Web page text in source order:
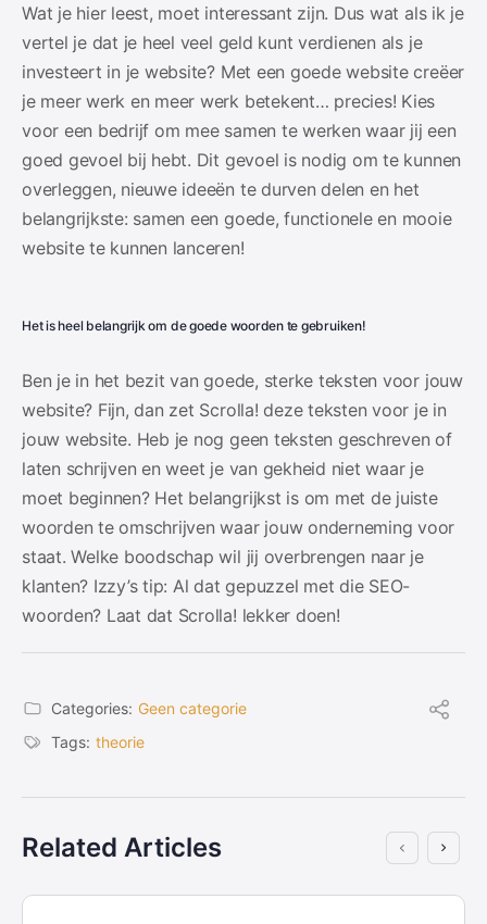
Wat je hier leest, moet interessant zijn. Dus wat als ik je
vertel je dat je heel veel geld kunt verdienen als je
investeert in je website? Met een goede website creëer
je meer werk en meer werk betekent… precies! Kies
voor een bedrijf om mee samen te werken waar jij een
goed gevoel bij hebt. Dit gevoel is nodig om te kunnen
overleggen, nieuwe ideeën te durven delen en het
belangrijkste: samen een goede, functionele en mooie
website te kunnen lanceren!
Het is heel belangrijk om de goede woorden te gebruiken!
Ben je in het bezit van goede, sterke teksten voor jouw
website? Fijn, dan zet Scrolla! deze teksten voor je in
jouw website. Heb je nog geen teksten geschreven of
laten schrijven en weet je van gekheid niet waar je
moet beginnen? Het belangrijkst is om met de juiste
woorden te omschrijven waar jouw onderneming voor
staat. Welke boodschap wil jij overbrengen naar je
klanten? Izzy’s tip: Al dat gepuzzel met die SEO-
woorden? Laat dat Scrolla! lekker doen!
Categories: Geen categorie
Tags: theorie
Related Articles